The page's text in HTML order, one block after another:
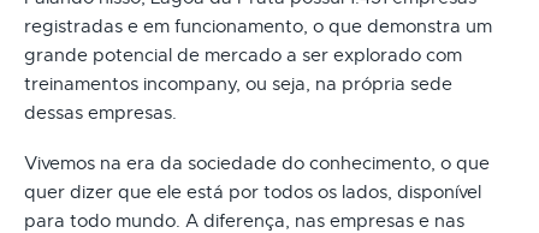
registradas e em funcionamento, o que demonstra um
grande potencial de mercado a ser explorado com
treinamentos incompany, ou seja, na própria sede
dessas empresas.
Vivemos na era da sociedade do conhecimento, o que
quer dizer que ele está por todos os lados, disponível
para todo mundo. A diferença, nas empresas e nas